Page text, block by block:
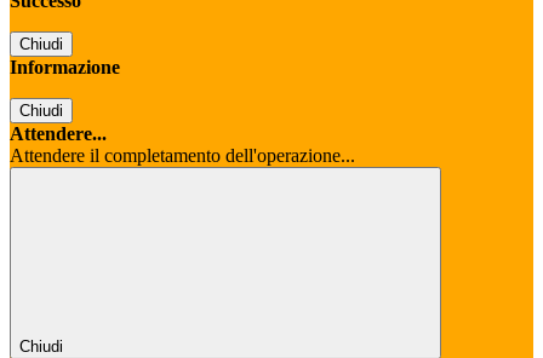
Chiudi
Informazione
Chiudi
Attendere...
Attendere il completamento dell'operazione...
Chiudi